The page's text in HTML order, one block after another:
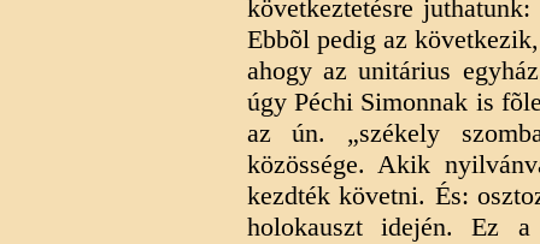
következtetésre
Ebbõl pedig az
ahogy az unitárius
úgy Péchi Simonnak is
az ún. „székely
közössége. Akik
kezdték követni. És:
holokauszt idején. Ez a